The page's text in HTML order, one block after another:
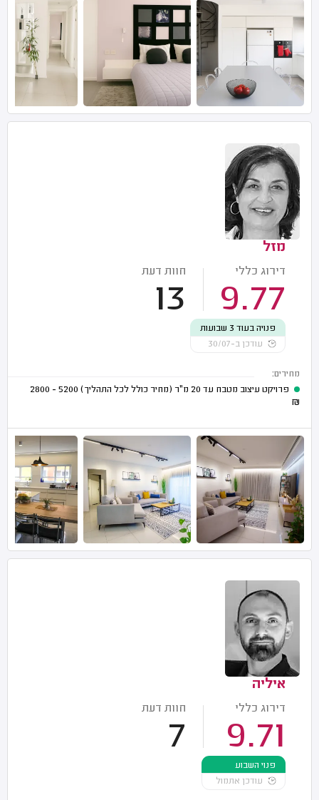
מזל
דירוג כללי
9.77
חוות דעת
13
פנויה בעוד 3 שבועות
עודכן ב-30/07
מחירים:
פרויקט עיצוב מטבח עד 20 מ"ר (מחיר כולל לכל התהליך)
5200 - 2800
₪
איליה
דירוג כללי
9.71
חוות דעת
7
פנוי השבוע
עודכן אתמול